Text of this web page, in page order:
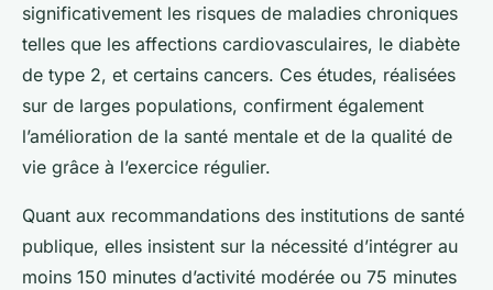
significativement les risques de maladies chroniques
telles que les affections cardiovasculaires, le diabète
de type 2, et certains cancers. Ces études, réalisées
sur de larges populations, confirment également
l’amélioration de la santé mentale et de la qualité de
vie grâce à l’exercice régulier.
Quant aux recommandations des institutions de santé
publique, elles insistent sur la nécessité d’intégrer au
moins 150 minutes d’activité modérée ou 75 minutes